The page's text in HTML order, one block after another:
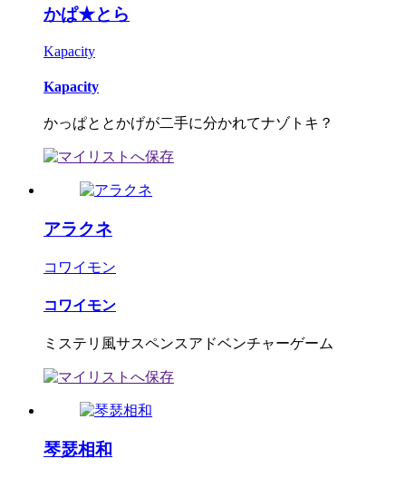
かぱ★とら
Kapacity
Kapacity
かっぱととかげが二手に分かれてナゾトキ？
アラクネ
コワイモン
コワイモン
ミステリ風サスペンスアドベンチャーゲーム
琴瑟相和